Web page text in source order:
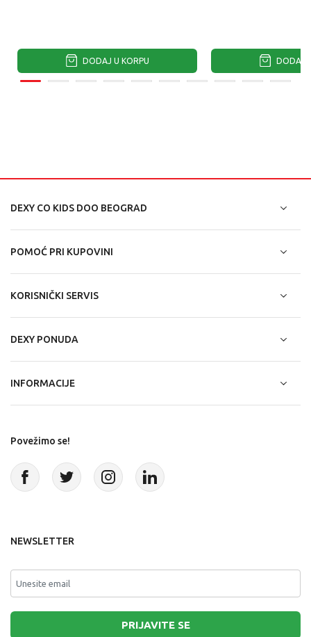
DODAJ U KORPU DODAJ
DEXY CO KIDS DOO BEOGRAD
POMOĆ PRI KUPOVINI
KORISNIČKI SERVIS
DEXY PONUDA
INFORMACIJE
Povežimo se!
NEWSLETTER
PRIJAVITE SE